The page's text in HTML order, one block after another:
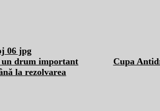
drum important
la rezolvarea
Cupa